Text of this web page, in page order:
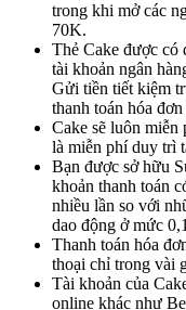
trong khi mở các
70K.
Thẻ Cake được có
tài khoản ngân
Gửi tiền tiết kiệm
thanh toán hóa
Cake sẽ luôn
là miễn phí duy trì
Bạn được sở hữu
khoản thanh toán
nhiều lần so với
dao động ở mức
Thanh toán hóa
thoại chỉ trong vài
Tài khoản của
online khác như